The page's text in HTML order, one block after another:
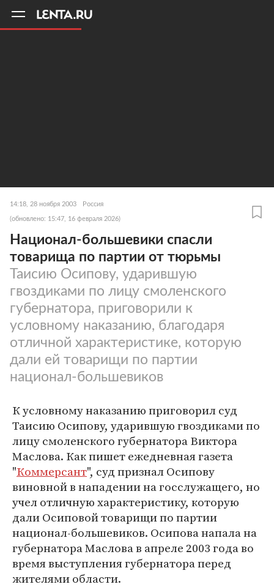
14:18, 28 ноября 2003 Россия
(обновлено: 15:47, 16 февраля 2026)
Национал-большевики спасли
товарища по партии от тюрьмы
Таисию Осипову, ударившую
гвоздиками по лицу смоленского
губернатора, приговорили к
условному наказанию, благодаря
отличной характеристике, которую
дали ей товарищи по партии
национал-большевиков
К условному наказанию приговорил суд
Таисию Осипову, ударившую гвоздиками по
лицу смоленского губернатора Виктора
Маслова. Как пишет ежедневная газета
"Коммерсант", суд признал Осипову
виновной в нападении на госслужащего, но
учел отличную характеристику, которую
дали Осиповой товарищи по партии
национал-большевиков. Осипова напала на
губернатора Маслова в апреле 2003 года во
время выступления губернатора перед
жителями области.